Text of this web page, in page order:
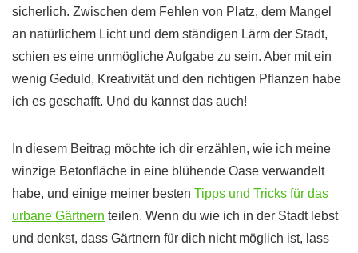
sicherlich. Zwischen dem Fehlen von Platz, dem Mangel
an natürlichem Licht und dem ständigen Lärm der Stadt,
schien es eine unmögliche Aufgabe zu sein. Aber mit ein
wenig Geduld, Kreativität und den richtigen Pflanzen habe
ich es geschafft. Und du kannst das auch!
In diesem Beitrag möchte ich dir erzählen, wie ich meine
winzige Betonfläche in eine blühende Oase verwandelt
habe, und einige meiner besten Tipps und Tricks für das
urbane Gärtnern teilen. Wenn du wie ich in der Stadt lebst
und denkst, dass Gärtnern für dich nicht möglich ist, lass